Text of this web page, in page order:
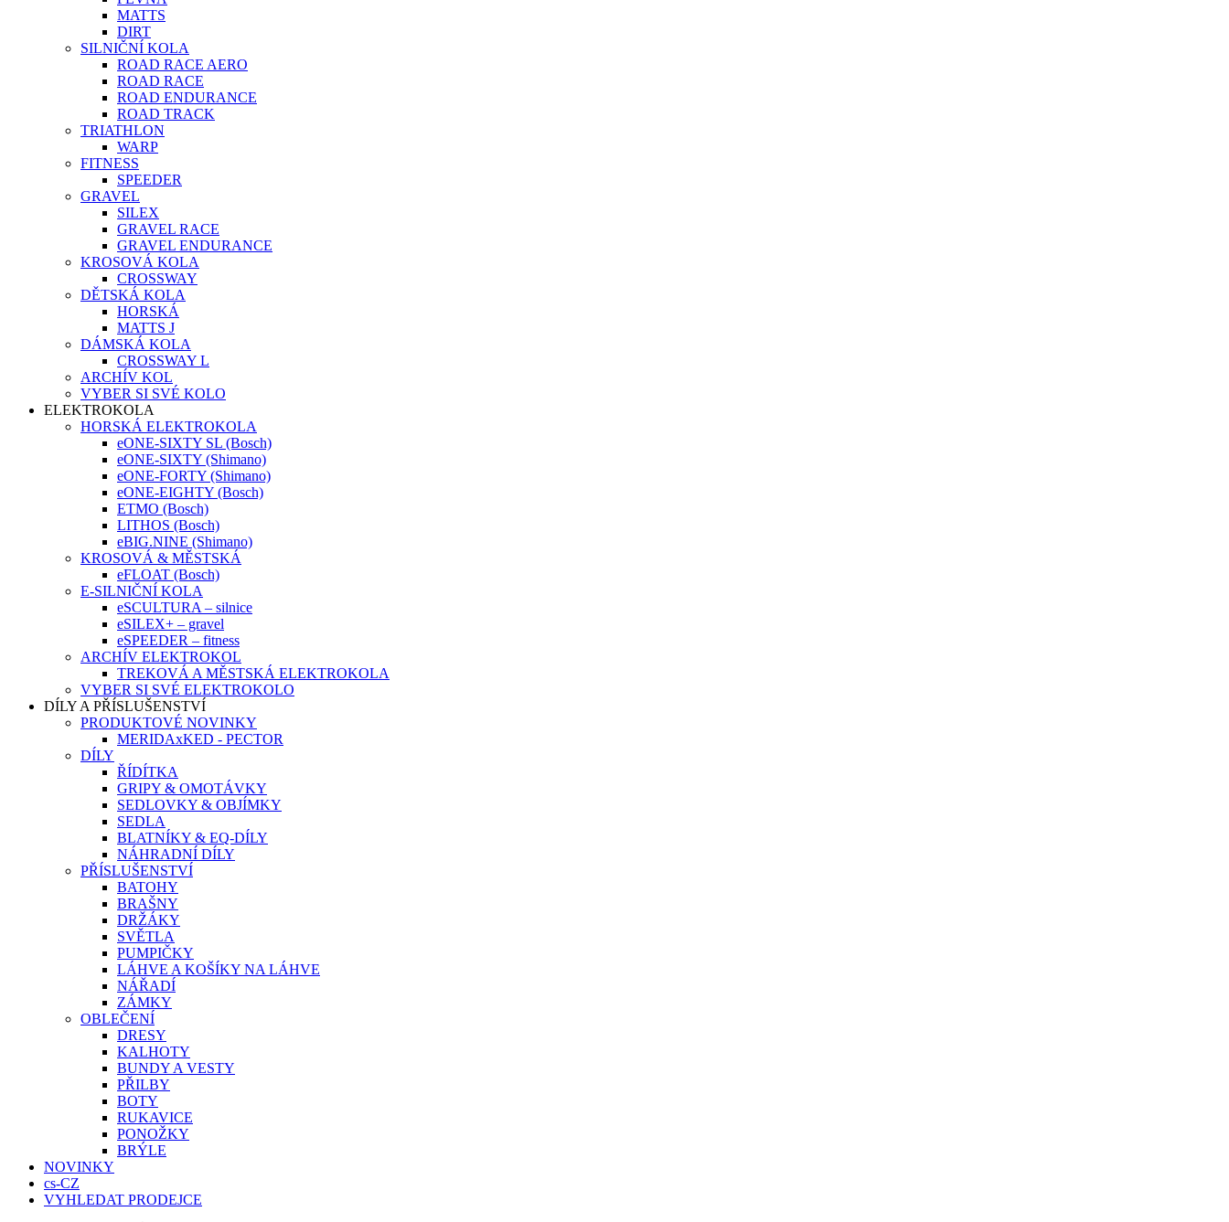
MATTS
DIRT
SILNIČNÍ KOLA
ROAD RACE AERO
ROAD RACE
ROAD ENDURANCE
ROAD TRACK
TRIATHLON
WARP
FITNESS
SPEEDER
GRAVEL
SILEX
GRAVEL RACE
GRAVEL ENDURANCE
KROSOVÁ KOLA
CROSSWAY
DĚTSKÁ KOLA
HORSKÁ
MATTS J
DÁMSKÁ KOLA
CROSSWAY L
ARCHÍV KOL
VYBER SI SVÉ KOLO
ELEKTROKOLA
HORSKÁ ELEKTROKOLA
eONE-SIXTY SL (Bosch)
eONE-SIXTY (Shimano)
eONE-FORTY (Shimano)
eONE-EIGHTY (Bosch)
ETMO (Bosch)
LITHOS (Bosch)
eBIG.NINE (Shimano)
KROSOVÁ & MĚSTSKÁ
eFLOAT (Bosch)
E-SILNIČNÍ KOLA
eSCULTURA – silnice
eSILEX+ – gravel
eSPEEDER – fitness
ARCHÍV ELEKTROKOL
TREKOVÁ A MĚSTSKÁ ELEKTROKOLA
VYBER SI SVÉ ELEKTROKOLO
DÍLY A PŘÍSLUŠENSTVÍ
PRODUKTOVÉ NOVINKY
MERIDAxKED - PECTOR
DÍLY
ŘÍDÍTKA
GRIPY & OMOTÁVKY
SEDLOVKY & OBJÍMKY
SEDLA
BLATNÍKY & EQ-DÍLY
NÁHRADNÍ DÍLY
PŘÍSLUŠENSTVÍ
BATOHY
BRAŠNY
DRŽÁKY
SVĚTLA
PUMPIČKY
LÁHVE A KOŠÍKY NA LÁHVE
NÁŘADÍ
ZÁMKY
OBLEČENÍ
DRESY
KALHOTY
BUNDY A VESTY
PŘILBY
BOTY
RUKAVICE
PONOŽKY
BRÝLE
NOVINKY
cs-CZ
VYHLEDAT PRODEJCE